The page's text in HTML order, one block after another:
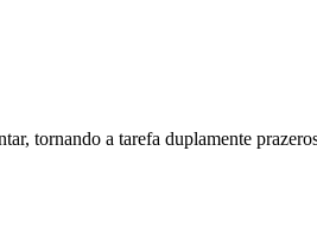
tornando a tarefa duplamente